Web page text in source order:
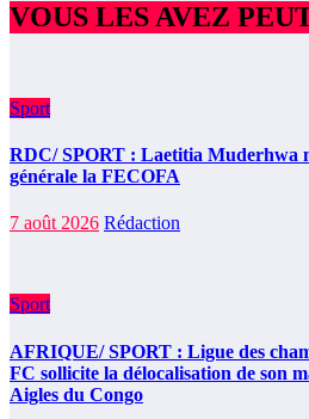
VOUS LES AVEZ
Sport
RDC/ SPORT : Laetitia Muderhwa
générale la FECOFA
7 août 2026 Rédaction
Sport
AFRIQUE/ SPORT : Ligue des
FC sollicite la délocalisation de son
Aigles du Congo